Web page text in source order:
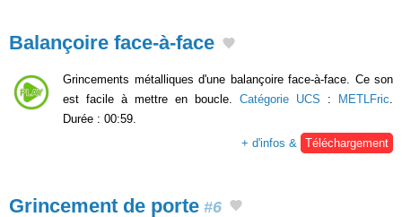
Balançoire face-à-face
Grincements métalliques d'une balançoire face-à-face. Ce son
est facile à mettre en boucle. Catégorie UCS : METLFric
Durée : 00:59.
+ d'infos &
Téléchargement
Grincement de porte #6